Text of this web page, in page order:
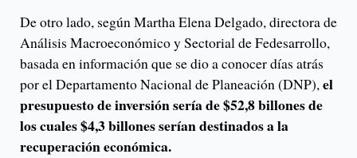
De otro lado, según Martha Elena Delgado, directora de
Análisis Macroeconómico y Sectorial de Fedesarrollo,
basada en información que se dio a conocer días atrás
por el Departamento Nacional de Planeación (DNP),el
presupuesto de inversión sería de $52,8 billones de
los cuales $4,3 billones serían destinados a la
recuperación económica.